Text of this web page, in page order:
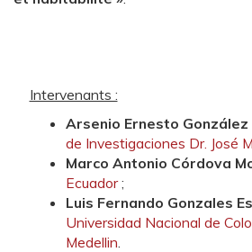
Intervenants :
Arsenio Ernesto González
de Investigaciones Dr. José
Marco Antonio Córdova
Ecuador;
Luis Fernando Gonzales
Universidad Nacional de
Medellin